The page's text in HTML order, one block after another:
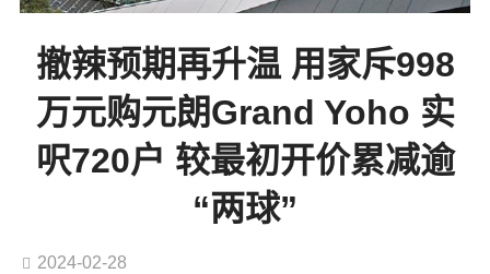
撤辣预期再升温 用家斥998
万元购元朗Grand Yoho 实
呎720户 较最初开价累减逾
“两球”
2024-02-28